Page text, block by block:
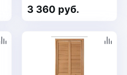
3 360 руб.